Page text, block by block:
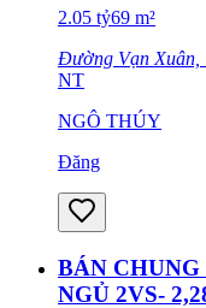
2.05 tỷ69 m²
Đường Vạn Xuân,
NT
NGÔ THÚY
Đăng
BÁN
NGỦ 2VS-